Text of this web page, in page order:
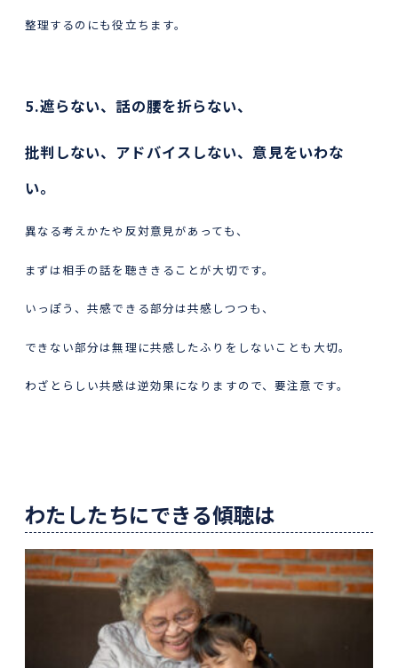
整理するのにも役立ちます。
5.遮らない、話の腰を折らない、
批判しない、アドバイスしない、意見をいわな
い。
異なる考えかたや反対意見があっても、
まずは相手の話を聴ききることが大切です。
いっぽう、共感できる部分は共感しつつも、
できない部分は無理に共感したふりをしないことも大切。
わざとらしい共感は逆効果になりますので、要注意です。
わたしたちにできる傾聴は